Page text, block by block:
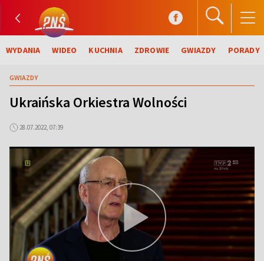
WYDANIA WIDEO KUCHNIA ZDROWIE GWIAZDY PORADY
GWIAZDY
Ukraińska Orkiestra Wolności
28.07.2022, 07:39